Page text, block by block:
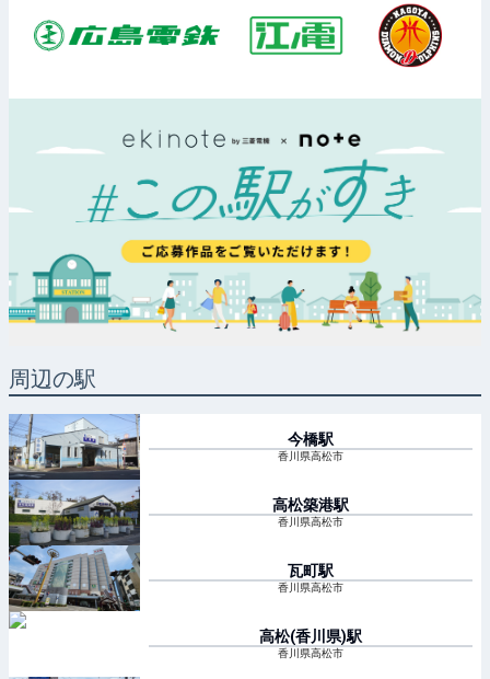
周辺の駅
今橋駅
香川県高松市
高松築港駅
香川県高松市
瓦町駅
香川県高松市
高松(香川県)駅
香川県高松市